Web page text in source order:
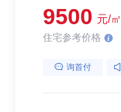
9500 元/㎡
住宅参考价格
询首付